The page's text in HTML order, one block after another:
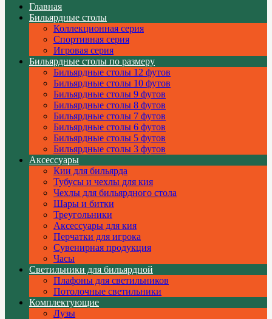
Главная
Бильярдные столы
Коллекционная серия
Спортивная серия
Игровая серия
Бильярдные столы по размеру
Бильярдные столы 12 футов
Бильярдные столы 10 футов
Бильярдные столы 9 футов
Бильярдные столы 8 футов
Бильярдные столы 7 футов
Бильярдные столы 6 футов
Бильярдные столы 5 футов
Бильярдные столы 3 футов
Аксессуары
Кии для бильярда
Тубусы и чехлы для кия
Чехлы для бильярдного стола
Шары и битки
Треугольники
Аксессуары для кия
Перчатки для игрока
Сувенирная продукция
Часы
Светильники для бильярдной
Плафоны для светильников
Потолочные светильники
Комплектующие
Лузы